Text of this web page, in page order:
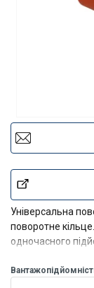
Універсальна
поворотне
одночасного